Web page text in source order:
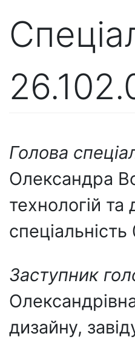
Голова
Олександра
технологій
Заступник
дизайну,